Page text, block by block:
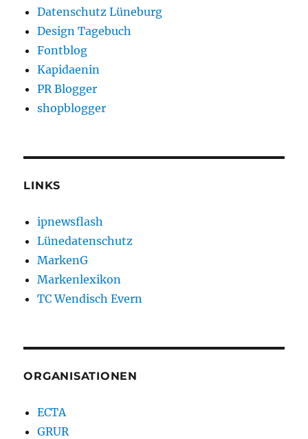
Datenschutz Lüneburg
Design Tagebuch
Fontblog
Kapidaenin
PR Blogger
shopblogger
LINKS
ipnewsflash
Lünedatenschutz
MarkenG
Markenlexikon
TC Wendisch Evern
ORGANISATIONEN
ECTA
GRUR